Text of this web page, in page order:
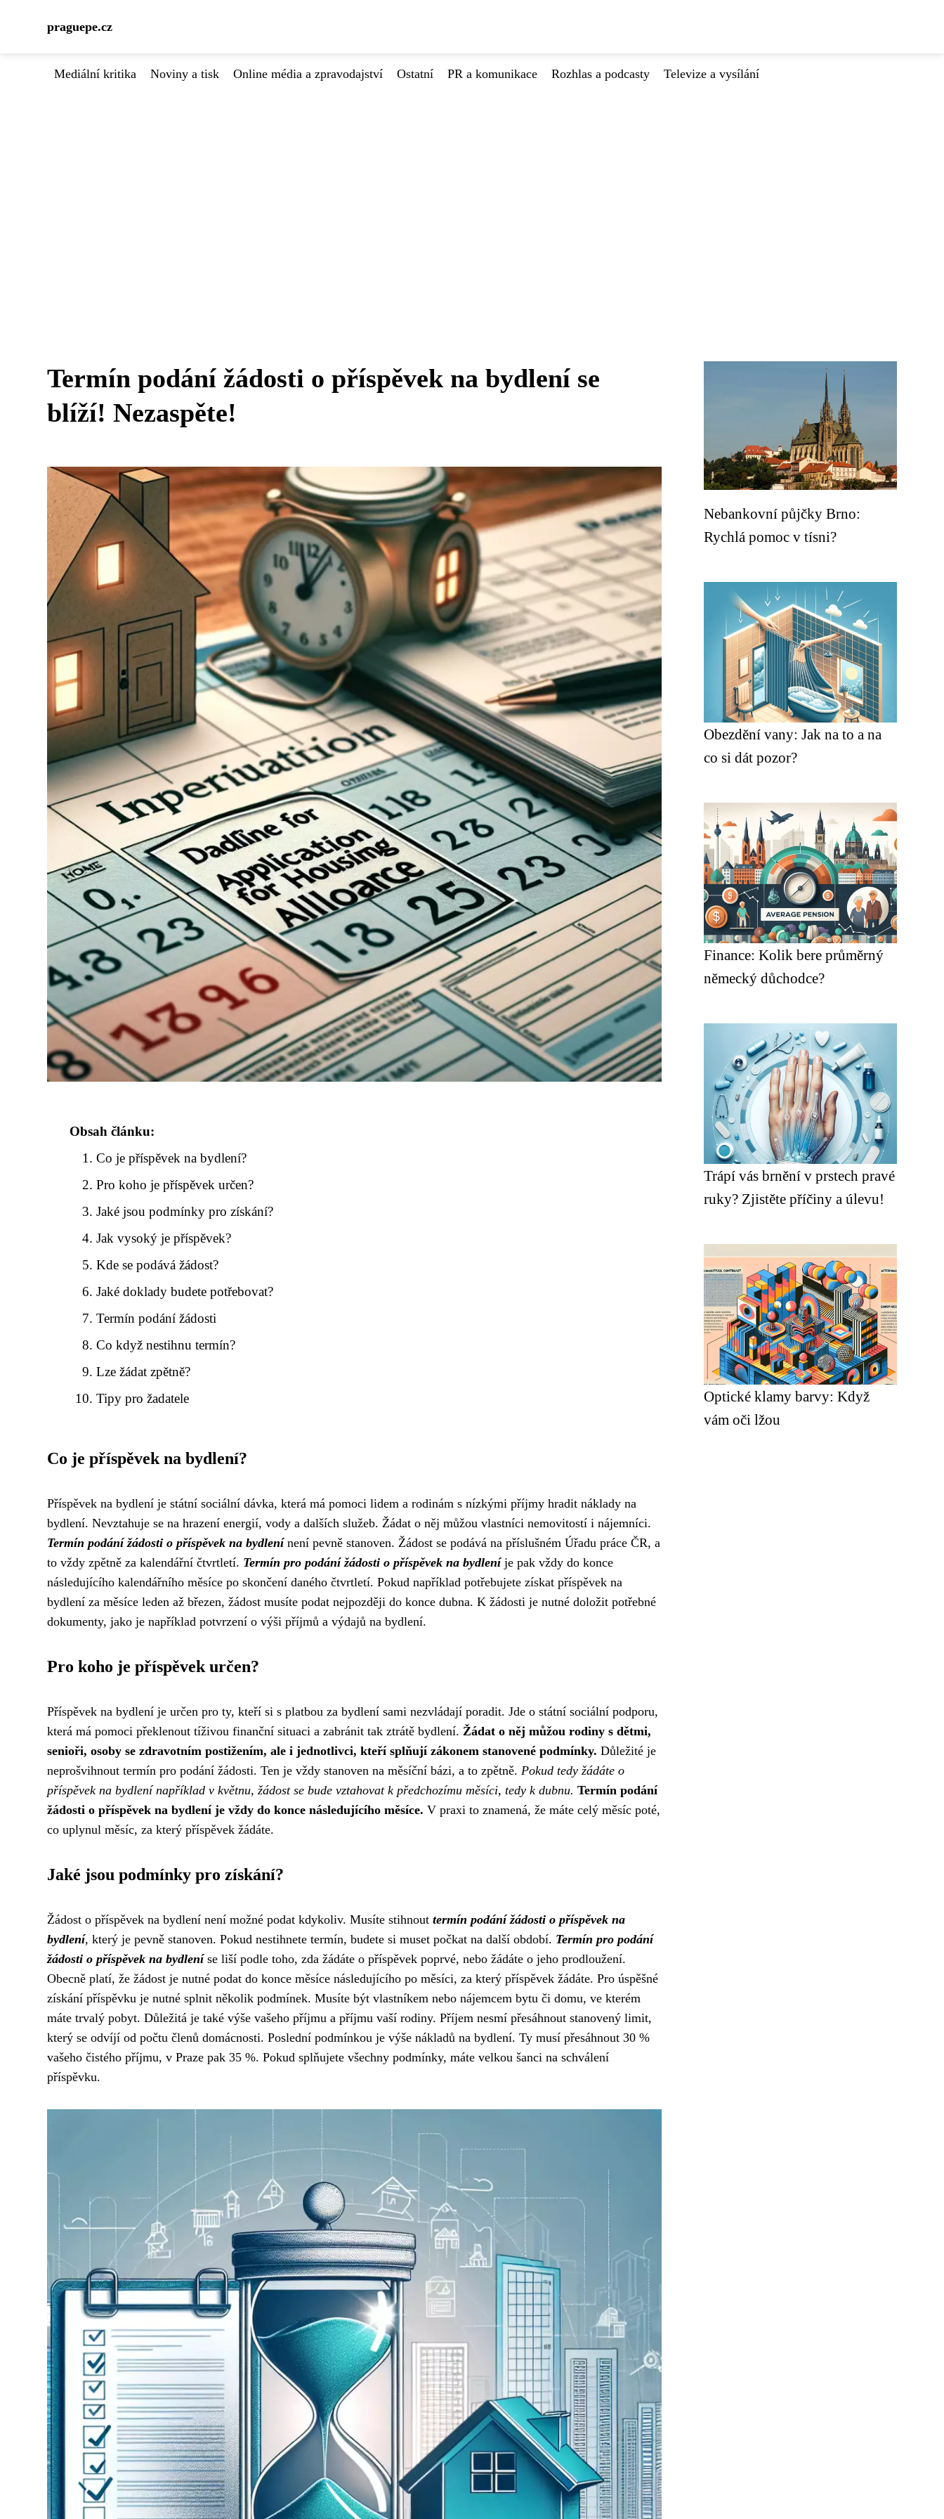
praguepe.cz
Mediální kritika Noviny a tisk Online média a zpravodajství Ostatní PR a komunikace Rozhlas a podcasty Televize a vysílání
Termín podání žádosti o příspěvek na bydlení se
blíží! Nezaspěte!
Obsah článku:
Co je příspěvek na bydlení?
Pro koho je příspěvek určen?
Jaké jsou podmínky pro získání?
Jak vysoký je příspěvek?
Kde se podává žádost?
Jaké doklady budete potřebovat?
Termín podání žádosti
Co když nestihnu termín?
Lze žádat zpětně?
Tipy pro žadatele
Co je příspěvek na bydlení?
Příspěvek na bydlení je státní sociální dávka, která má pomoci lidem a rodinám s nízkými příjmy hradit náklady na
bydlení. Nevztahuje se na hrazení energií, vody a dalších služeb. Žádat o něj můžou vlastníci nemovitostí i nájemníci.
Termín podání žádosti o příspěvek na bydlenínení pevně stanoven. Žádost se podává na příslušném Úřadu práce ČR, a
to vždy zpětně za kalendářní čtvrtletí. Termín pro podání žádosti o příspěvek na bydleníje pak vždy do konce
následujícího kalendářního měsíce po skončení daného čtvrtletí. Pokud například potřebujete získat příspěvek na
bydlení za měsíce leden až březen, žádost musíte podat nejpozději do konce dubna. K žádosti je nutné doložit potřebné
dokumenty, jako je například potvrzení o výši příjmů a výdajů na bydlení.
Pro koho je příspěvek určen?
Příspěvek na bydlení je určen pro ty, kteří si s platbou za bydlení sami nezvládají poradit. Jde o státní sociální podporu,
která má pomoci překlenout tíživou finanční situaci a zabránit tak ztrátě bydlení. Žádat o něj můžou rodiny s dětmi,
senioři, osoby se zdravotním postižením, ale i jednotlivci, kteří splňují zákonem stanovené podmínky. Důležité je
neprošvihnout termín pro podání žádosti. Ten je vždy stanoven na měsíční bázi, a to zpětně. Pokud tedy žádáte o
příspěvek na bydlení například v květnu, žádost se bude vztahovat k předchozímu měsíci, tedy k dubnu. Termín podání
žádosti o příspěvek na bydlení je vždy do konce následujícího měsíce. V praxi to znamená, že máte celý měsíc poté,
co uplynul měsíc, za který příspěvek žádáte.
Jaké jsou podmínky pro získání?
Žádost o příspěvek na bydlení není možné podat kdykoliv. Musíte stihnout termín podání žádosti o příspěvek na
bydlení, který je pevně stanoven. Pokud nestihnete termín, budete si muset počkat na další období. Termín pro podání
žádosti o příspěvek na bydleníse liší podle toho, zda žádáte o příspěvek poprvé, nebo žádáte o jeho prodloužení.
Obecně platí, že žádost je nutné podat do konce měsíce následujícího po měsíci, za který příspěvek žádáte. Pro úspěšné
získání příspěvku je nutné splnit několik podmínek. Musíte být vlastníkem nebo nájemcem bytu či domu, ve kterém
máte trvalý pobyt. Důležitá je také výše vašeho příjmu a příjmu vaší rodiny. Příjem nesmí přesáhnout stanovený limit,
který se odvíjí od počtu členů domácnosti. Poslední podmínkou je výše nákladů na bydlení. Ty musí přesáhnout 30 %
vašeho čistého příjmu, v Praze pak 35 %. Pokud splňujete všechny podmínky, máte velkou šanci na schválení
příspěvku.
Nebankovní půjčky Brno:
Rychlá pomoc v tísni?
Obezdění vany: Jak na to a na
co si dát pozor?
Finance: Kolik bere průměrný
německý důchodce?
Trápí vás brnění v prstech pravé
ruky? Zjistěte příčiny a úlevu!
Optické klamy barvy: Když
vám oči lžou